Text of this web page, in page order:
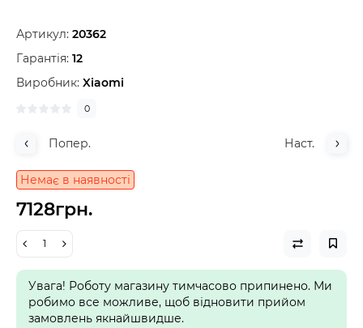
Артикул: 20362
Гарантія: 12
Виробник: Xiaomi
0
Попер. Наст.
Немає в наявності
7128грн.
Увага! Роботу магазину тимчасово припинено. Ми
робимо все можливе, щоб відновити прийом
замовлень якнайшвидше.